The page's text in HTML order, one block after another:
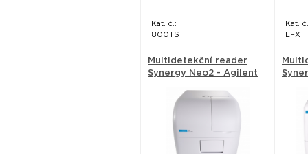
Kat. č.:
800TS
Kat.
LFX
Multidetekční reader
Synergy Neo2 - Agilent